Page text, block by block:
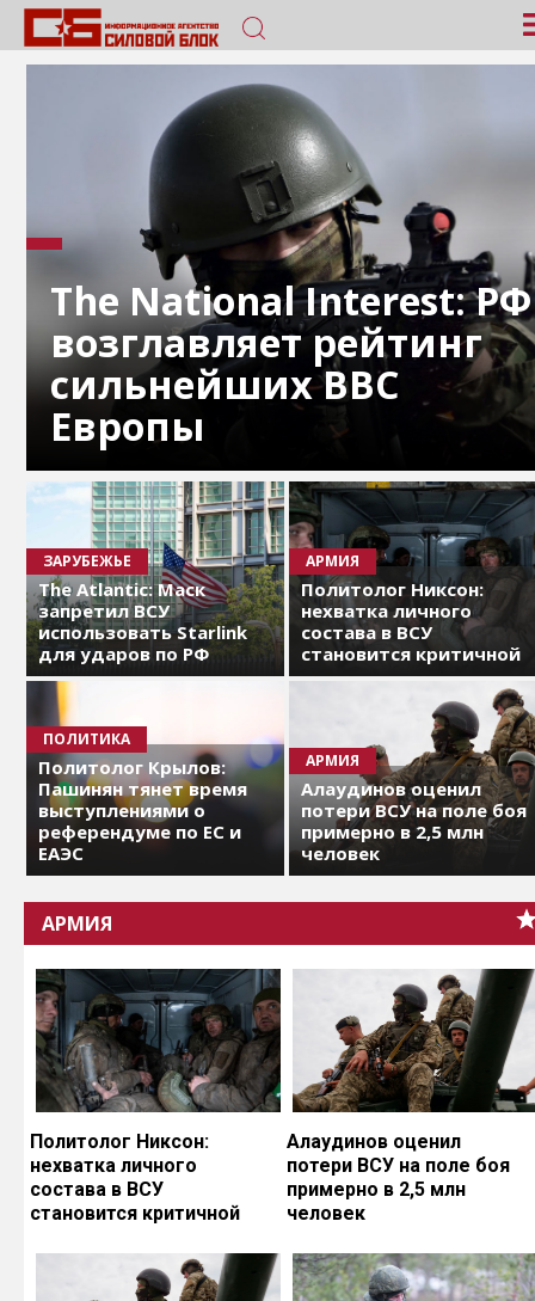
The National Interest: РФ
возглавляет рейтинг
сильнейших ВВС
Европы
ЗАРУБЕЖЬЕ
The Atlantic: Маск
запретил ВСУ
использовать Starlink
для ударов по РФ
АРМИЯ
Политолог Никсон:
нехватка личного
состава в ВСУ
становится критичной
ПОЛИТИКА
Политолог Крылов:
Пашинян тянет время
выступлениями о
референдуме по ЕС и
ЕАЭС
АРМИЯ
Алаудинов оценил
потери ВСУ на поле боя
примерно в 2,5 млн
человек
АРМИЯ
Политолог Никсон:
нехватка личного
состава в ВСУ
становится критичной
Алаудинов оценил
потери ВСУ на поле боя
примерно в 2,5 млн
человек